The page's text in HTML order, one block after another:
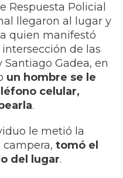
Respuesta Policial
llegaron al lugar y
quien manifestó
de las
Santiago Gadea, en
un hombre se le
celular,
.
le metió la
tomó el
del lugar.